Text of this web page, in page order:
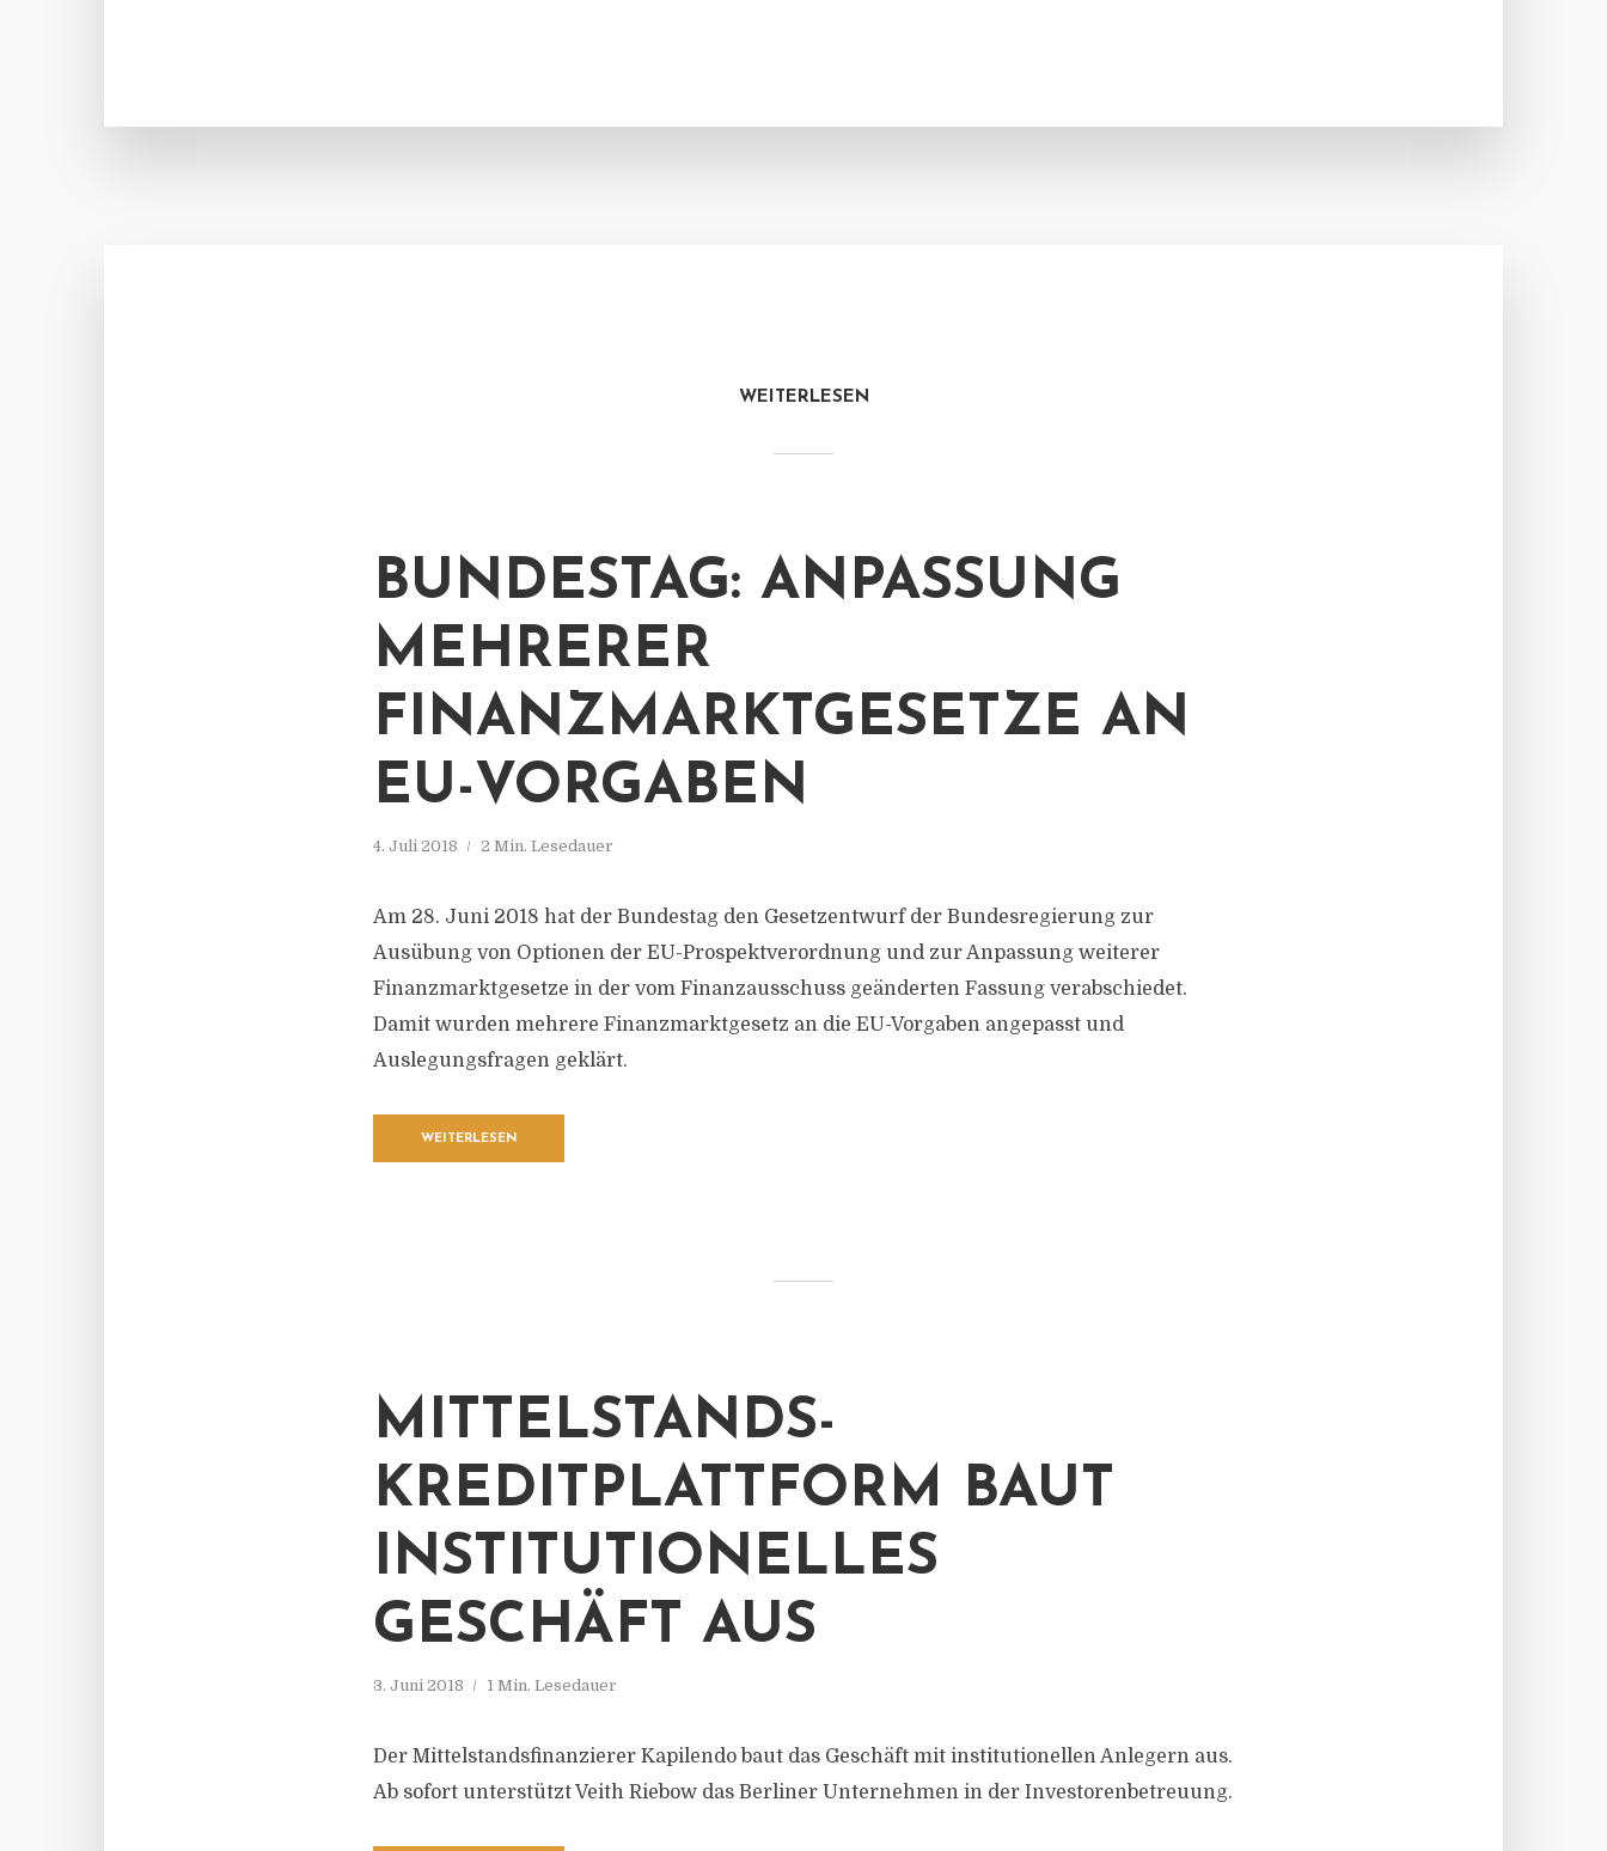
WEITERLESEN
BUNDESTAG: ANPASSUNG
MEHRERER
FINANZMARKTGESETZE AN
EU-VORGABEN
4. Juli 2018 2 Min. Lesedauer
Am 28. Juni 2018 hat der Bundestag den Gesetzentwurf der Bundesregierung zur
Ausübung von Optionen der EU-Prospektverordnung und zur Anpassung weiterer
Finanzmarktgesetze in der vom Finanzausschuss geänderten Fassung verabschiedet.
Damit wurden mehrere Finanzmarktgesetz an die EU-Vorgaben angepasst und
Auslegungsfragen geklärt.
WEITERLESEN
MITTELSTANDS-
KREDITPLATTFORM BAUT
INSTITUTIONELLES
GESCHÄFT AUS
3. Juni 2018 1 Min. Lesedauer
Der Mittelstandsfinanzierer Kapilendo baut das Geschäft mit institutionellen Anlegern aus.
Ab sofort unterstützt Veith Riebow das Berliner Unternehmen in der Investorenbetreuung.